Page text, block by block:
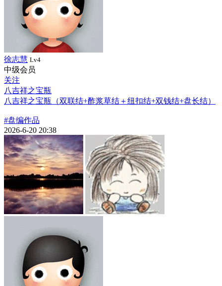
徐志慧 Lv4
中级会员
关注
八吉祥之宝瓶
八吉祥之宝瓶（双联结+酢浆草结＋纽扣结+双钱结+盘长结）
#盘编作品
2026-6-20 20:38